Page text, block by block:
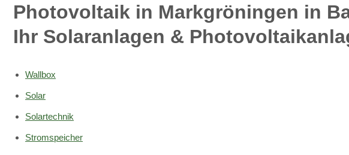
Photovoltaik in Markgröningen in
Ihr Solaranlagen &
Wallbox
Solar
Solartechnik
Stromspeicher